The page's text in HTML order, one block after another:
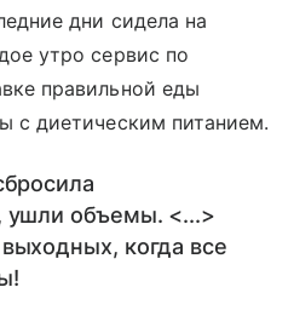
дни сидела на
утро сервис по
правильной еды
с диетическим питанием.
ушли объемы. <...>
когда все